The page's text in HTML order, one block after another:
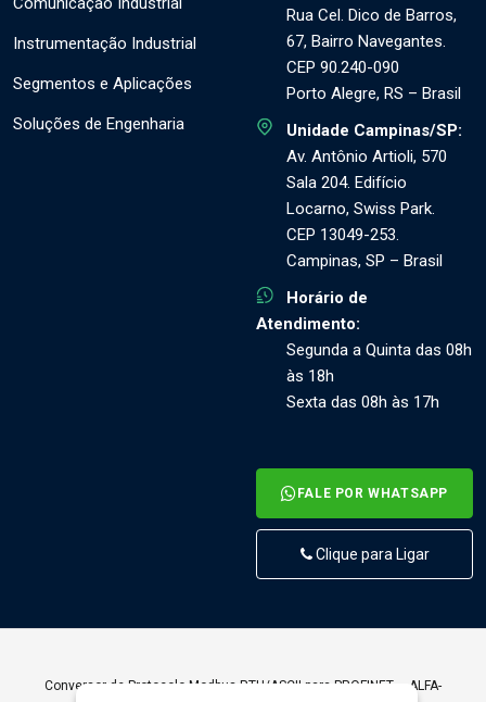
Instrumentação Industrial
Segmentos e Aplicações
Soluções de Engenharia
Rua Cel. Dico de Barros,
67, Bairro Navegantes.
CEP 90.240-090
Porto Alegre, RS – Brasil
Unidade Campinas/SP:
Av. Antônio Artioli, 570
Sala 204. Edifício
Locarno, Swiss Park.
CEP 13049-253.
Campinas, SP – Brasil
Horário de
Atendimento:
Segunda a Quinta das 08h
às 18h
Sexta das 08h às 17h
FALE POR WHATSAPP
Clique para Ligar
Conversor de Protocolo Modbus RTU/ASCII para PROFINET – ALFA-